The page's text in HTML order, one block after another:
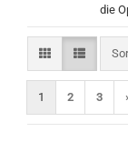
die
1 2 3